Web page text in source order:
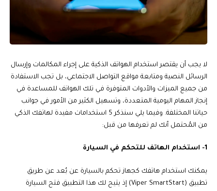
لا يجب أن يقتصر استخدام الهواتف الذكية على إجراء المكالمات وإرسال
الرسائل النصية ومتابعة مواقع التواصل الاجتماعي، بل تجب الاستفادة
من جميع الميزات والأدوات المتوفرة في تلك الهواتف للمساعدة في
إنجاز المهام اليومية المتعددة، وتسهيل الكثير من الأمور في جوانب
حياتنا المختلفة. وفيما يلي سنذكر 5 استخدامات مفيدة لهاتفك الذكي
من المُحتمل أنك لم تعرفها من قبل:
1- استخدام الهاتف للتحكم في السيارة
يمكنك استخدام هاتفك كجهاز تحكم بالسيارة عن بُعد عن طريق
تطبيق (Viper SmartStart) إذ يتيح لك هذا التطبيق فتح السيارة